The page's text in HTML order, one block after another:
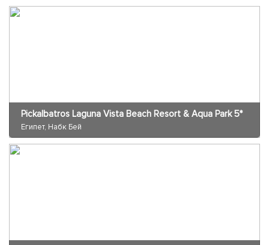
Pickalbatros Laguna Vista Beach Resort & Aqua Park 5*
Египет, Набк Бей